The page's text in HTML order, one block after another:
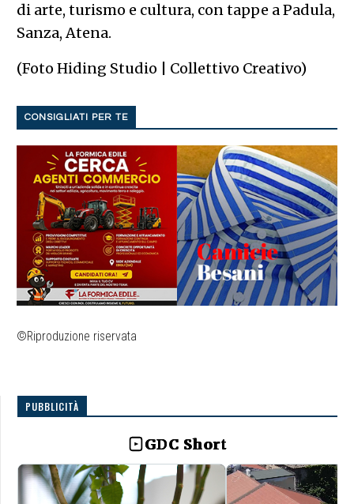
di arte, turismo e cultura, con tappe a Padula,
Sanza, Atena.
(Foto Hiding Studio | Collettivo Creativo)
CONSIGLIATI PER TE
©Riproduzione riservata
PUBBLICITÀ
GDC Short